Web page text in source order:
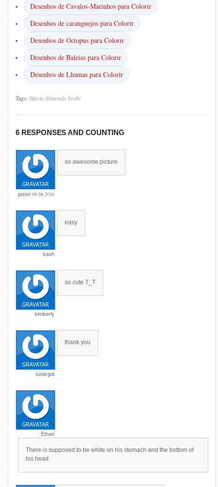
Desenhos de Cavalos-Marinhos para Colorir
Desenhos de caranguejos para Colorir
Desenhos de Octopus para Colorir
Desenhos de Baleias para Colorir
Desenhos de Lhamas para Colorir
Tags: Mario Nintendo Yoshi
6 RESPONSES AND COUNTING
jason 08.08.2016
so awesome picture
kash
easy
kimberly
so cute T_T
swargat
thank you
Ethan
There is supposed to be white on his stomach and the bottom of
his head